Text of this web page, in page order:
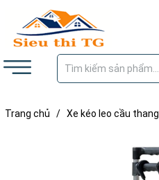
Trang chủ / Xe kéo leo cầu thang